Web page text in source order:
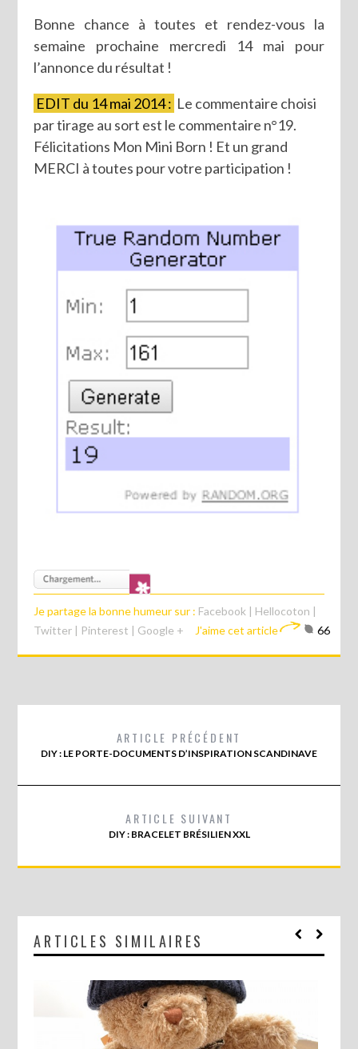
Bonne chance à toutes et rendez-vous la
semaine prochaine mercredi 14 mai pour
l’annonce du résultat !
EDIT du 14 mai 2014 : Le commentaire choisi
par tirage au sort est le commentaire n°19.
Félicitations Mon Mini Born ! Et un grand
MERCI à toutes pour votre participation !
Je partage la bonne humeur sur : Facebook | Hellocoton |
Twitter | Pinterest | Google + J'aime cet article 66
ARTICLE PRÉCÉDENT
DIY : LE PORTE-DOCUMENTS D’INSPIRATION SCANDINAVE
ARTICLE SUIVANT
DIY : BRACELET BRÉSILIEN XXL
ARTICLES SIMILAIRES